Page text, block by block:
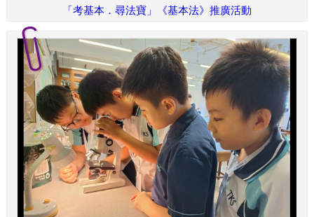
「考基本．尋法寶」《基本法》推廣活動